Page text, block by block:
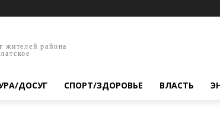
жителей района
ДОСУГ СПОРТ/ЗДОРОВЬЕ ВЛАСТЬ